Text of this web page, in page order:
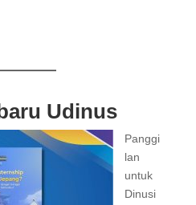
Udinus
Panggi
lan
untuk
Dinusi